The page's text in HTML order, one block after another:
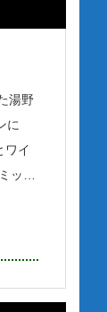
湯野
に
ワイ
ット